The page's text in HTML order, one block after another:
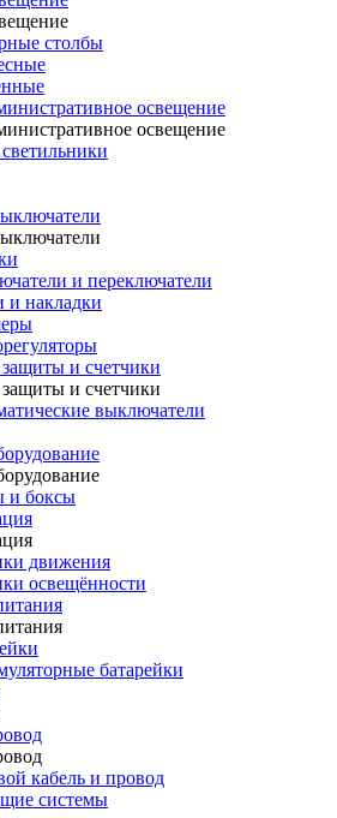
столбы
освещение
освещение
и переключатели
и накладки
защиты и счетчики
защиты и счетчики
выключатели
боксы
движения
освещённости
батарейки
кабель и провод
системы